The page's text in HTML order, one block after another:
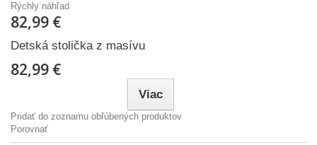
Rýchly náhľad
82,99 €
Detská stolička z masívu
82,99 €
Viac
Pridať do zoznamu obľúbených produktov
Porovnať